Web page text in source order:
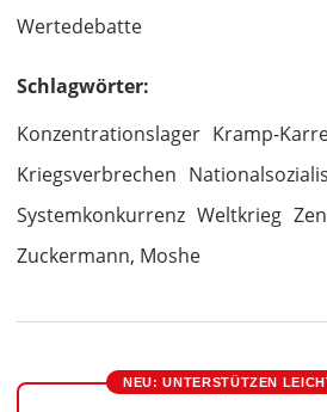
Wertedebatte
Schlagwörter:
Konzentrationslager Kramp-
Kriegsverbrechen
Systemkonkurrenz Weltkrieg
Zuckermann, Moshe
NEU: UNTERSTÜTZEN